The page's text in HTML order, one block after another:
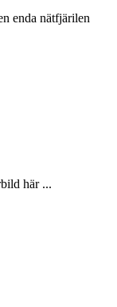
enda nätfjärilen
här ...